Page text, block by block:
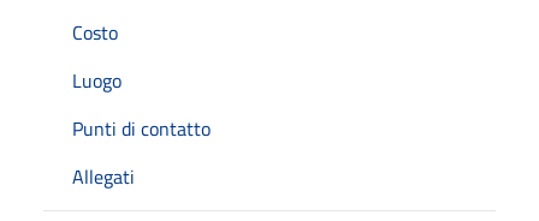
Costo
Luogo
Punti di contatto
Allegati